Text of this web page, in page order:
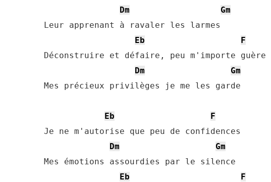
Dm
Gm
Leur apprenant à ravaler les larmes
Eb
F
Déconstruire et défaire, peu m'importe guère
Dm
Gm
Mes précieux privilèges je me les garde
Eb
F
Je ne m'autorise que peu de confidences
Dm
Gm
Mes émotions assourdies par le silence
Eb
F